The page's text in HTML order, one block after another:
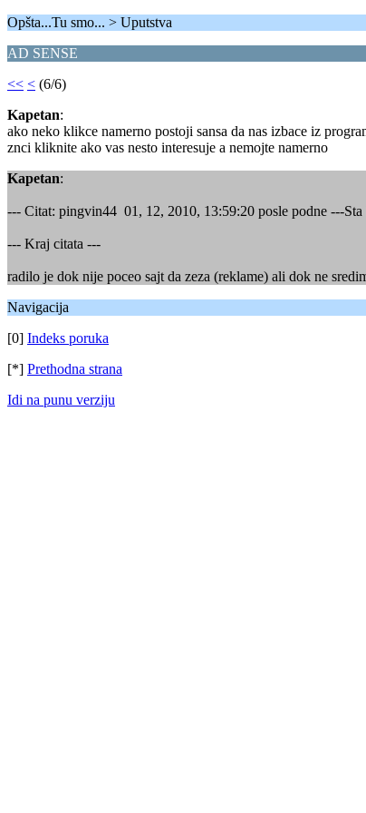
Opšta...Tu smo... > Uputstva
AD SENSE
<< < (6/6)
Kapetan:
ako neko klikce namerno postoji sansa da nas izbace iz
znci kliknite ako vas nesto interesuje a nemojte namerno
Kapetan:
--- Citat: pingvin44 01, 12, 2010, 13:59:20 posle podne ---Sta
--- Kraj citata ---
radilo je dok nije poceo sajt da zeza (reklame) ali dok ne
Navigacija
[0] Indeks poruka
[*] Prethodna strana
Idi na punu verziju